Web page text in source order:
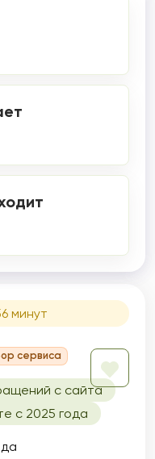
минут
сервиса
с сайта
с 2025 года
да